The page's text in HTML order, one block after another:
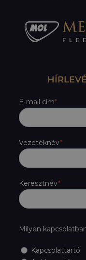
E-mail cím
Vezetéknév
Keresztnév
Milyen
Kapcsolattartó